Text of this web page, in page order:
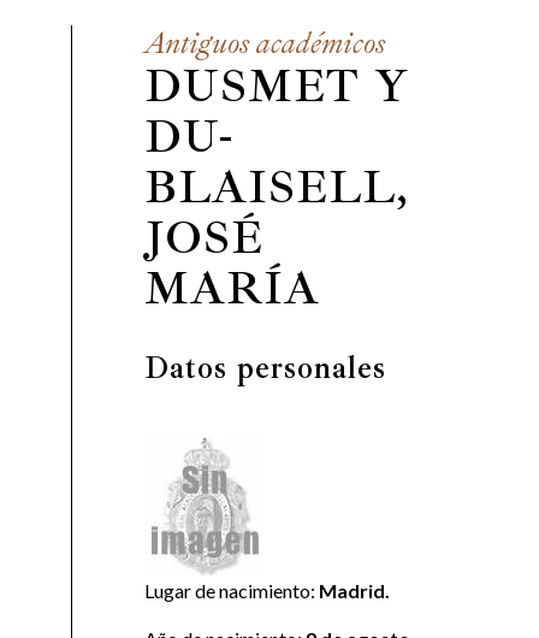
Antiguos académicos
DUSMET Y
DU-
BLAISELL,
JOSÉ
MARÍA
Datos personales
Lugar de nacimiento: Madrid.